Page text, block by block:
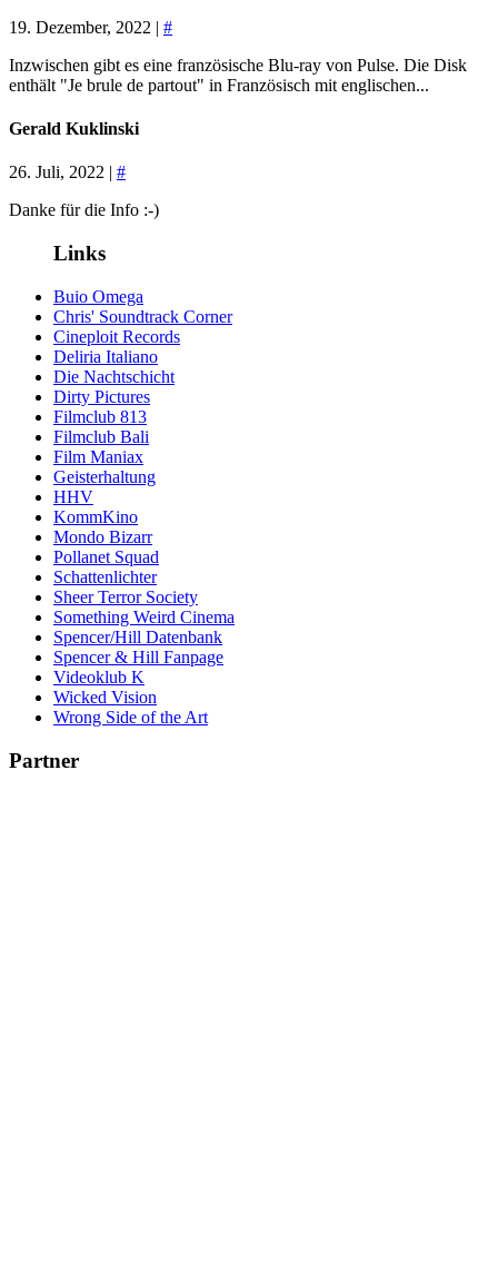
19. Dezember, 2022 | #
Inzwischen gibt es eine französische Blu-ray von Pulse. Die Disk
enthält "Je brule de partout" in Französisch mit englischen...
Gerald Kuklinski
26. Juli, 2022 | #
Danke für die Info :-)
Links
Buio Omega
Chris' Soundtrack Corner
Cineploit Records
Deliria Italiano
Die Nachtschicht
Dirty Pictures
Filmclub 813
Filmclub Bali
Film Maniax
Geisterhaltung
HHV
KommKino
Mondo Bizarr
Pollanet Squad
Schattenlichter
Sheer Terror Society
Something Weird Cinema
Spencer/Hill Datenbank
Spencer & Hill Fanpage
Videoklub K
Wicked Vision
Wrong Side of the Art
Partner